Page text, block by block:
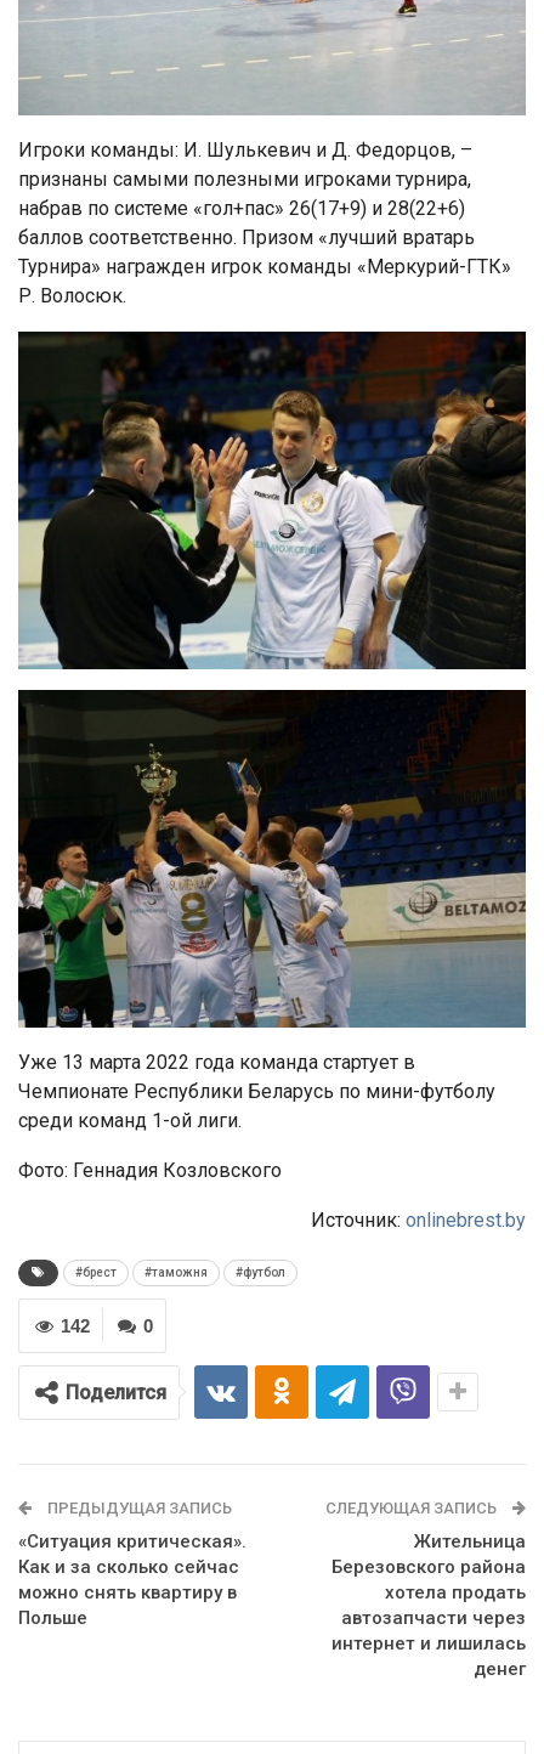
Игроки команды: И. Шулькевич и Д. Федорцов, –
признаны самыми полезными игроками турнира,
набрав по системе «гол+пас» 26(17+9) и 28(22+6)
баллов соответственно. Призом «лучший вратарь
Турнира» награжден игрок команды «Меркурий-ГТК»
Р. Волосюк.
Уже 13 марта 2022 года команда стартует в
Чемпионате Республики Беларусь по мини-футболу
среди команд 1-ой лиги.
Фото: Геннадия Козловского
Источник: onlinebrest.by
#брест #таможня #футбол
0
142
Поделится
ПРЕДЫДУЩАЯ ЗАПИСЬ
«Ситуация критическая».
Как и за сколько сейчас
можно снять квартиру в
Польше
СЛЕДУЮЩАЯ ЗАПИСЬ
Жительница
Березовского района
хотела продать
автозапчасти через
интернет и лишилась
денег